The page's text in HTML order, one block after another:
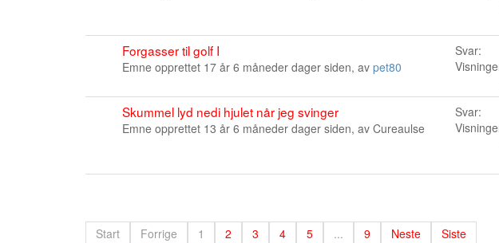
Forgasser til golf I
Emne opprettet 17 år 6 måneder dager siden, av pet80
Svar:
Skummel lyd nedi hjulet når jeg svinger
Emne opprettet 13 år 6 måneder dager siden, av Cureaulse
Svar:
Start Forrige 1 2 3 4 5 ... 9 Neste
Siste